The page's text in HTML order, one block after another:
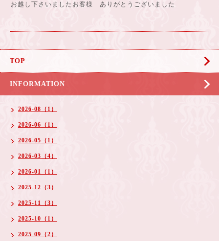
お越し下さいましたお客様 ありがとうございました
TOP
INFORMATION
2026-08（1）
2026-06（1）
2026-05（1）
2026-03（4）
2026-01（1）
2025-12（3）
2025-11（3）
2025-10（1）
2025-09（2）